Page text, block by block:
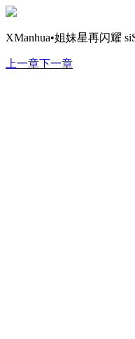
XManhua•姐妹星再闪耀
上一章下一章